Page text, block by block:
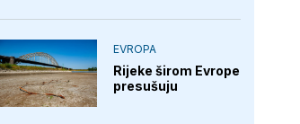
EVROPA
Rijeke širom Evrope
presušuju